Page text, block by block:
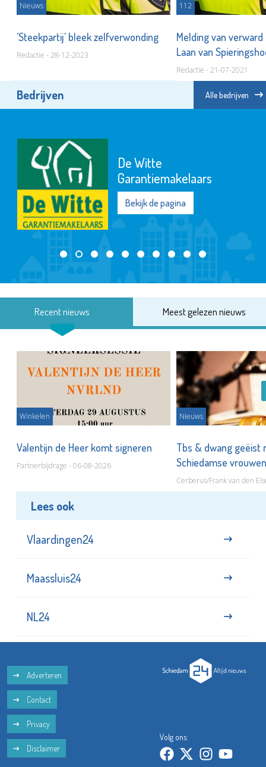
Nieuws
'Steekpartij' bleek zelfverwonding
Redactie - 28-12-2023
112
Melding van
Laan van
Redactie - 21-07-2021
Bedrijven Alle bedrijven
De Witte
Garantiemakelaars
Bekijk de pagina
Recent nieuws Meest gelezen nieuws
Winkelen
Valentijn de Heer komt signeren
Partnerbijdrage - 06-08-2026
Nieuws
Tbs & dwang geëist
Schiedamse
Cerberus/Frank van den
Lees ook
Vlaardingen24
Maassluis24
NL24
Adverteren
Contact
Privacy
Disclaimer
Volg ons: